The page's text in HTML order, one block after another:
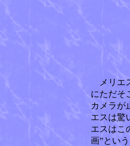
メリエ
にただそ
カメラが
エスは驚
エスはこ
画”とい